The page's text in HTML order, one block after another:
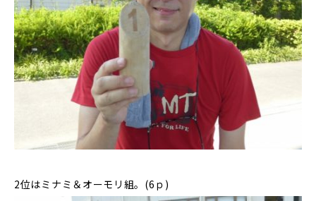
2位はミナミ＆オーモリ組。(6ｐ)